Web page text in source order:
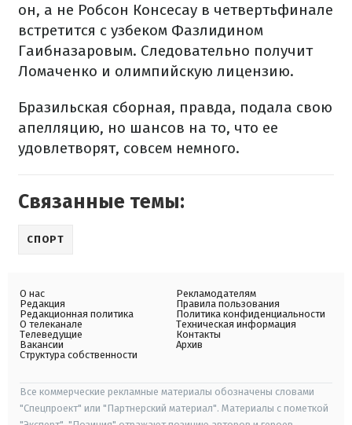
он, а не Робсон Консесау в четвертьфинале
встретится с узбеком Фазлидином
Гаибназаровым. Следовательно получит
Ломаченко и олимпийскую лицензию.
Бразильская сборная, правда, подала свою
апелляцию, но шансов на то, что ее
удовлетворят, совсем немного.
Связанные темы:
СПОРТ
О нас
Редакция
Редакционная политика
О телеканале
Телеведущие
Вакансии
Структура собственности
Рекламодателям
Правила пользования
Политика конфиденциальности
Техническая информация
Контакты
Архив
Все коммерческие рекламные материалы обозначены словами
"Спецпроект" или "Партнерский материал". Материалы с пометкой